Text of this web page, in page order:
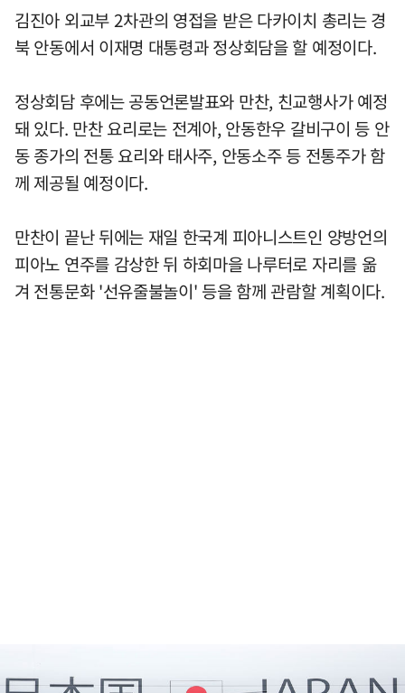
김진아 외교부 2차관의 영접을 받은 다카이치 총리는 경
북 안동에서 이재명 대통령과 정상회담을 할 예정이다.
정상회담 후에는 공동언론발표와 만찬, 친교행사가 예정
돼 있다. 만찬 요리로는 전계아, 안동한우 갈비구이 등 안
동 종가의 전통 요리와 태사주, 안동소주 등 전통주가 함
께 제공될 예정이다.
만찬이 끝난 뒤에는 재일 한국계 피아니스트인 양방언의
피아노 연주를 감상한 뒤 하회마을 나루터로 자리를 옮
겨 전통문화 '선유줄불놀이' 등을 함께 관람할 계획이다.